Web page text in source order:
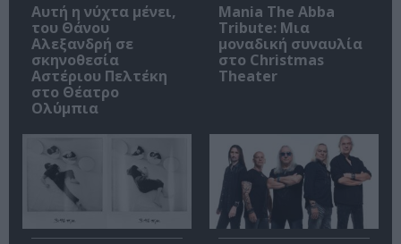
Αυτή η νύχτα μένει,
του Θάνου
Αλεξανδρή σε
σκηνοθεσία
Αστέριου Πελτέκη
στο Θέατρο
Ολύμπια
Mania The Abba
Tribute: Μια
μοναδική συναυλία
στο Christmas
Theater